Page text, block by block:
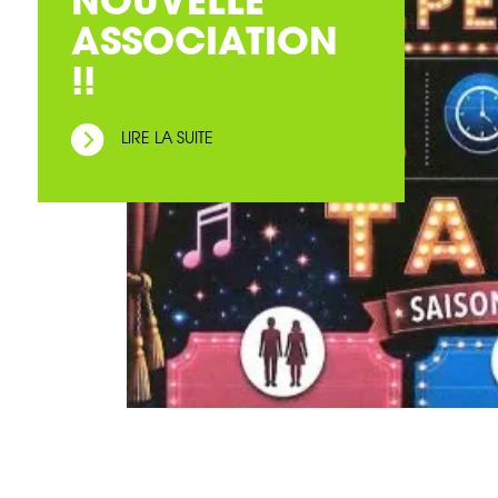
ASSOCIATION
!!
LIRE LA SUITE